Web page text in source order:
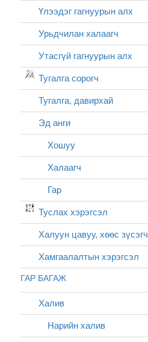
Үлээдэг гагнуурын алх
Урьдчилан халаагч
Утасгүй гагнуурын алх
Тугалга сорогч
Тугалга, давирхай
Эд анги
Хошуу
Халаагч
Гар
Туслах хэрэгсэл
Халуун цавуу, хөөс зүсэгч
Хамгаалалтын хэрэгсэл
ГАР БАГАЖ
Халив
Нарийн халив